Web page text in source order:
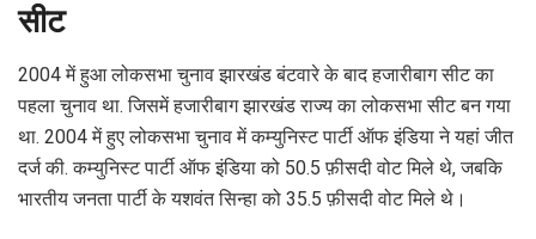
सीट
2004 में हुआ लोकसभा चुनाव झारखंड बंटवारे के बाद हजारीबाग सीट का
पहला चुनाव था. जिसमें हजारीबाग झारखंड राज्य का लोकसभा सीट बन गया
था. 2004 में हुए लोकसभा चुनाव में कम्युनिस्ट पार्टी ऑफ इंडिया ने यहां जीत
दर्ज की. कम्युनिस्ट पार्टी ऑफ इंडिया को 50.5 फ़ीसदी वोट मिले थे, जबकि
भारतीय जनता पार्टी के यशवंत सिन्हा को 35.5 फ़ीसदी वोट मिले थे।